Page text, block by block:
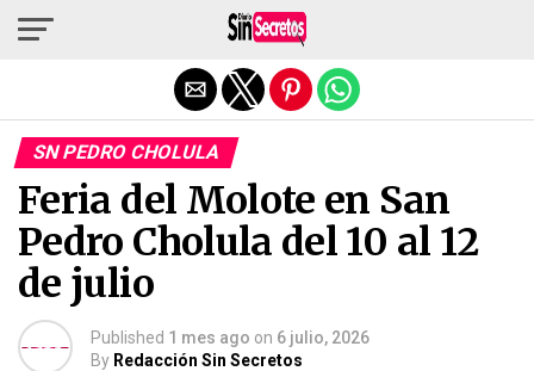
SN PEDRO CHOLULA
Feria del Molote en San
Pedro Cholula del 10 al 12
de julio
Published 1 mes ago on 6 julio, 2026
By Redacción Sin Secretos
Salir de la versión móvil